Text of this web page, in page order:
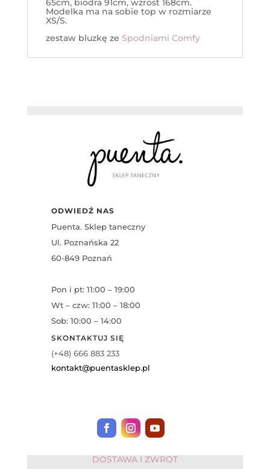
65cm, biodra 91cm, wzrost 168cm.
Modelka ma na sobie top w rozmiarze
XS/S.
zestaw bluzkę ze Spodniami Comfy
ODWIEDŹ NAS
Puenta. Sklep taneczny
Ul. Poznańska 22
60-849 Poznań
Pon i pt: 11:00 – 19:00
Wt – czw: 11:00 – 18:00
Sob: 10:00 – 14:00
SKONTAKTUJ SIĘ
(+48) 666 883 233
kontakt@puentasklep.pl
DOSTAWA I ZWROT